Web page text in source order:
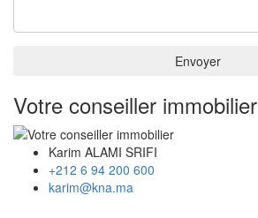
Envoyer
Votre conseiller immobilier
Karim ALAMI SRIFI
+212 6 94 200 600
karim@kna.ma